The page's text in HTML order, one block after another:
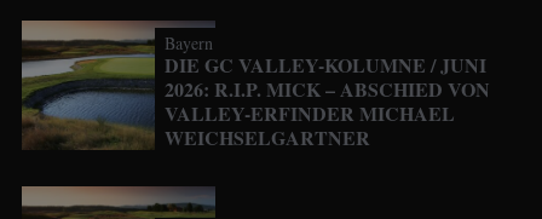
Bayern
DIE GC VALLEY-KOLUMNE / JUNI
2026: R.I.P. MICK – ABSCHIED VON
VALLEY-ERFINDER MICHAEL
WEICHSELGARTNER